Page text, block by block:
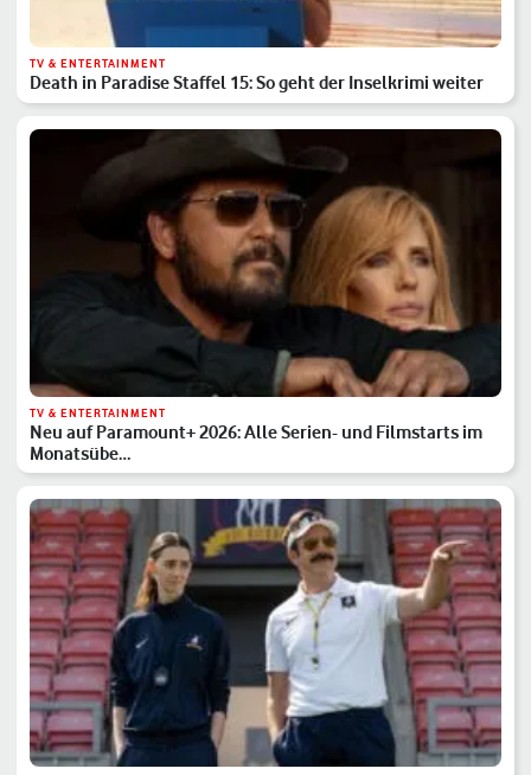
TV & ENTERTAINMENT
Death in Paradise Staffel 15: So geht der Inselkrimi weiter
TV & ENTERTAINMENT
Neu auf Paramount+ 2026: Alle Serien- und Filmstarts im
Monatsübe…